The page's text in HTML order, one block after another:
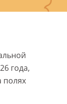
года,
полях